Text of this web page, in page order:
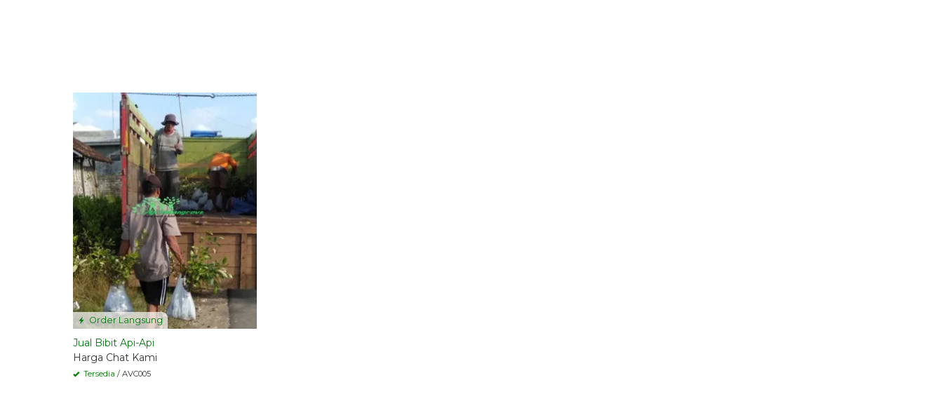
Order Langsung
Jual Bibit Api-Api
Harga Chat Kami
Tersedia / AVC005